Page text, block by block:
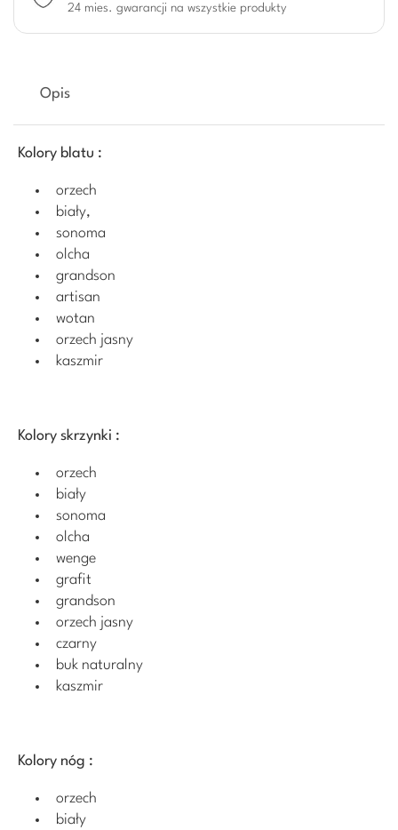
24 mies. gwarancji na wszystkie produkty
Opis
Kolory blatu :
orzech
biały,
sonoma
olcha
grandson
artisan
wotan
orzech jasny
kaszmir
Kolory skrzynki :
orzech
biały
sonoma
olcha
wenge
grafit
grandson
orzech jasny
czarny
buk naturalny
kaszmir
Kolory nóg :
orzech
biały